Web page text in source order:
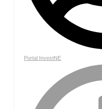
Portal InvestNE